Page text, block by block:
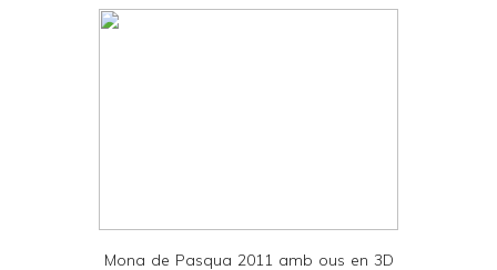
Mona de Pasqua 2011 amb ous en 3D